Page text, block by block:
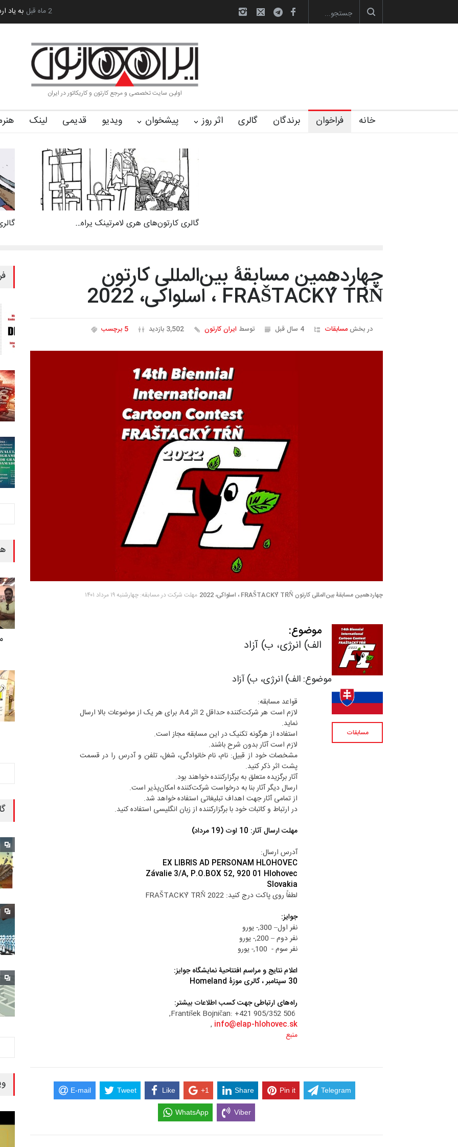
رویداد کارگاهی گزارش تصویری آیین اختتامیه و اهدای جوایز سوم…
اولین سایت تخصصی و مرجع کارتون و کاریکاتور در ایران
خانه فراخوان برندگان گالری اثر روز پیشخوان ویدیو قدیمی لینک
گالری کارتون‌های هری لامرتینک یراه…
چهاردهمین مسابقۀ بین‌المللی کارتون
FRAŠTACKÝ TŔŇ ، اسلواکی، 2022
در بخشمسابقات 4 سال قبل توسط ایران کارتون 3,502 بازدید 5 برچسب
چهاردهمین مسابقۀ بین‌المللی کارتون FRAŠTACKÝ TŔŇ ، اسلواکی، 2022 مهلت شرکت در مسابقه: چهارشنبه ۱۹ مرداد ۱۴۰۱
موضوع:
الف) انرژی، ب) آزاد
موضوع: الف) انرژی، ب) آزاد
قواعد مسابقه:
لازم است هر شرکت‌کننده حداقل 2 اثر A4 برای هر یک از موضوعات بالا ارسال
نماید.
استفاده از هرگونه تکنیک در این مسابقه مجاز است.
لازم است آثار بدون شرح باشند.
مشخصات خود از قبیل: نام، نام خانوادگی، شغل، تلفن و آدرس را در قسمت
پشت اثر ذکر کنید.
آثار برگزیده متعلق به برگزارکننده خواهند بود.
ارسال دیگر آثار بنا به درخواست شرکت‌کننده امکان‌پذیر است.
از تمامی آثار جهت اهداف تبلیغاتی استفاده خواهد شد.
در ارتباط‌ و کاتبات خود با برگزارکننده از زبان انگلیسی استفاده کنید.
مهلت ارسال آثار: 10 اوت (19 مرداد)
آدرس ارسال:
EX LIBRIS AD PERSONAM HLOHOVEC
Závalie 3/A, P.O.BOX 52, 920 01 Hlohovec
Slovakia
لطفاً روی پاکت درج کنید: FRAŠTACKÝ TŔŇ 2022
جوایز:
نفر اول– 300,- یورو
نفر دوم – 200,- یورو
نفر سوم - 100,- یورو
اعلام نتایج و مراسم افتتاحیۀ نمایشگاه جوایز:
30 سپتامبر ، گالری موزۀ Homeland
راه‌های ارتباطی جهت کسب اطلاعات بیشتر:
info@elap-hlohovec.sk
,
منبع
مسابقات
E-mail Tweet Like +1 Share Pin it Telegram
WhatsApp Viber